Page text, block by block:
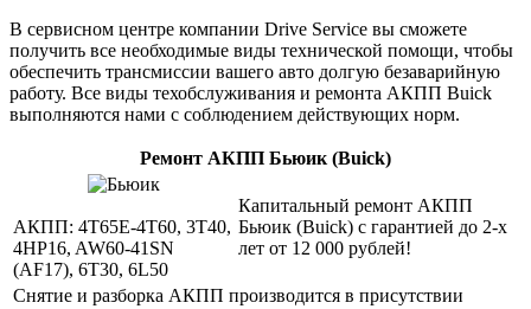
В сервисном центре компании Drive Service вы сможете
получить все необходимые виды технической помощи, чтобы
обеспечить трансмиссии вашего авто долгую безаварийную
работу. Все виды техобслуживания и ремонта АКПП Buick
выполняются нами с соблюдением действующих норм.
Ремонт АКПП Бьюик (Buick)
АКПП: 4T65E-4T60, 3T40,
4HP16, AW60-41SN
(AF17), 6T30, 6L50
Капитальный ремонт АКПП
Бьюик (Buick) с гарантией до 2-х
лет от 12 000 рублей!
Снятие и разборка АКПП производится в присутствии